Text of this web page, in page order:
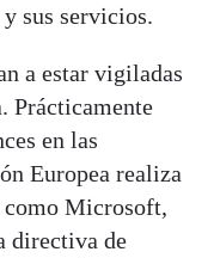
sus servicios.
a estar vigiladas
Prácticamente
en las
Europea realiza
como Microsoft,
directiva de